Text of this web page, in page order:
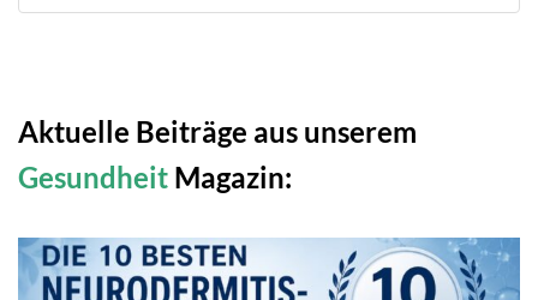
Aktuelle Beiträge aus unserem
Gesundheit Magazin: